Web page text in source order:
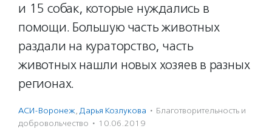
и 15 собак, которые нуждались в
помощи. Большую часть животных
раздали на кураторство, часть
животных нашли новых хозяев в разных
регионах.
АСИ-Воронеж, Дарья Козлукова · Благотвори­тель­ность и
доброволь­чест­во · 10.06.2019